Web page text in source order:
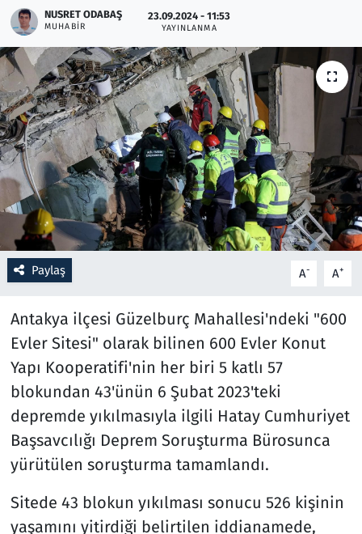
NUSRET ODABAŞ
MUHABIR
23.09.2024 - 11:53
YAYINLANMA
Paylaş A- A+
Antakya ilçesi Güzelburç Mahallesi'ndeki "600
Evler Sitesi" olarak bilinen 600 Evler Konut
Yapı Kooperatifi'nin her biri 5 katlı 57
blokundan 43'ünün 6 Şubat 2023'teki
depremde yıkılmasıyla ilgili Hatay Cumhuriyet
Başsavcılığı Deprem Soruşturma Bürosunca
yürütülen soruşturma tamamlandı.
Sitede 43 blokun yıkılması sonucu 526 kişinin
yaşamını yitirdiği belirtilen iddianamede,
Oyun
Ramazan
Resmi İlanlar
Rüya Tabirleri
Sağlık
Savunma Sanayi
Seçim 2023
Spor
Teknoloji ve Bilim
Televizyon